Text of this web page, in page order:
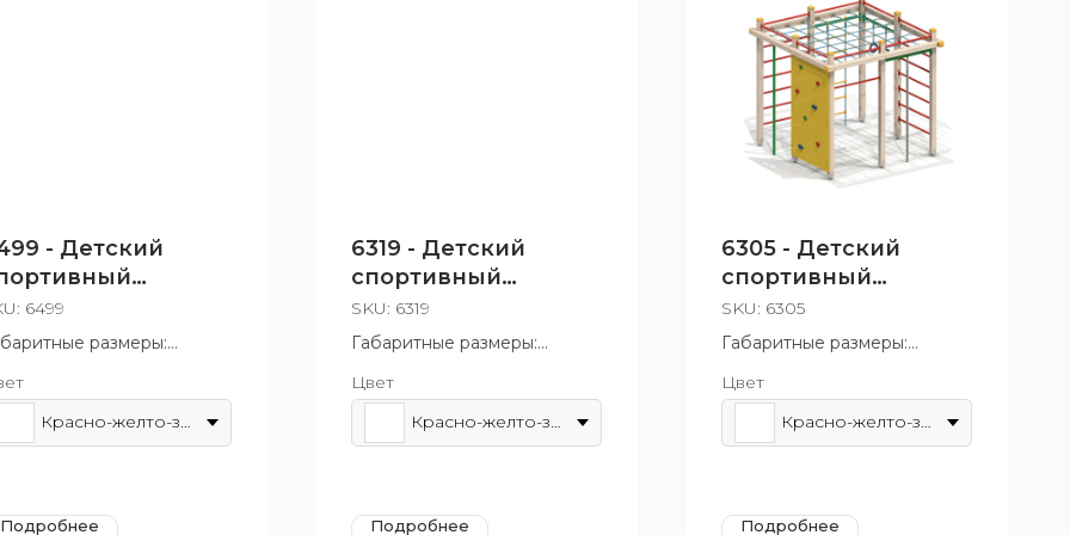
- Детский
"Атлант"
6499
размеры:
группа: от 6 до
Красно-желто-зеленый
Подробнее
6319 - Детский
спортивный
комплекс «Мостики
с переправой»
SKU: 6319
Габаритные размеры:
Возрастная группа: от 5 до
Цвет
Красно-желто-зеленый
Подробнее
6305 - Детский
спортивный
комплекс
SKU: 6305
Габаритные размеры:
Возрастная группа: от 6 до
Цвет
Красно-желто-зеленый
Подробнее